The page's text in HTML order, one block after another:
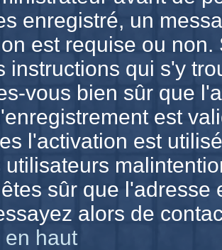
enregistré, un
est requise ou
instructions qui s'y
vous bien sûr que
est
l'activation est
utilisateurs
sûr que l'adresse
alors de
en haut